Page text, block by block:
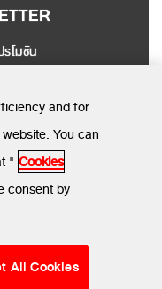
โมชัน
SEND
Reserved.
and for
You can
" Cookies
consent by
All Cookies